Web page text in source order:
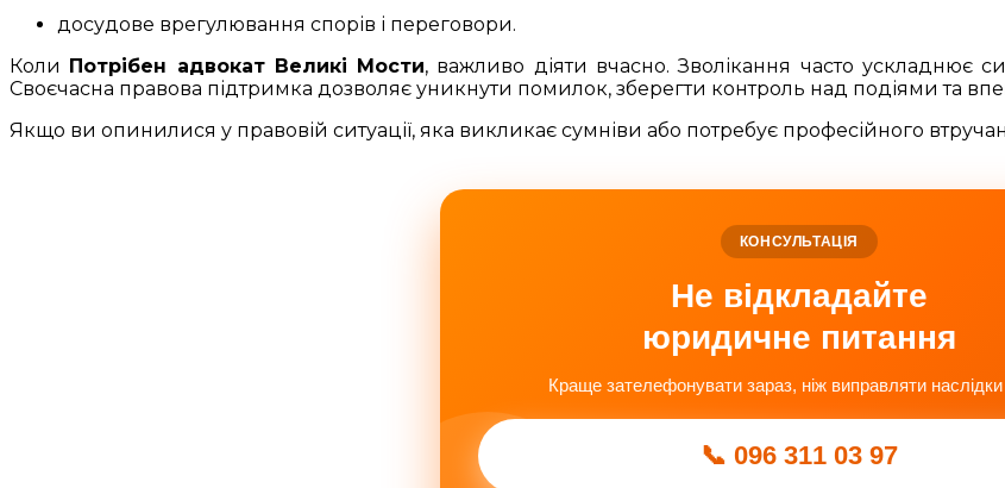
досудове врегулювання спорів і переговори.
Коли Потрібен адвокат Великі Мости, важливо діяти вчасно. Зволікання часто ускладнює
Своєчасна правова підтримка дозволяє уникнути помилок, зберегти контроль над подіями та
Якщо ви опинилися у правовій ситуації, яка викликає сумніви або потребує професійного
КОНСУЛЬТАЦІЯ
Не відкладайте
юридичне питання
Краще зателефонувати зараз, ніж виправляти наслідки
📞 096 311 03 97